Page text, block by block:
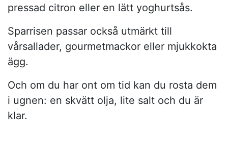
pressad citron eller en lätt yoghurtsås.
Sparrisen passar också utmärkt till
vårsallader, gourmetmackor eller mjukkokta
ägg.
Och om du har ont om tid kan du rosta dem
i ugnen: en skvätt olja, lite salt och du är
klar.